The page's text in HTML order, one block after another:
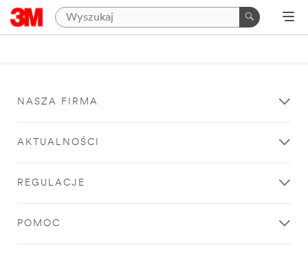
NASZA FIRMA
AKTUALNOŚCI
REGULACJE
POMOC